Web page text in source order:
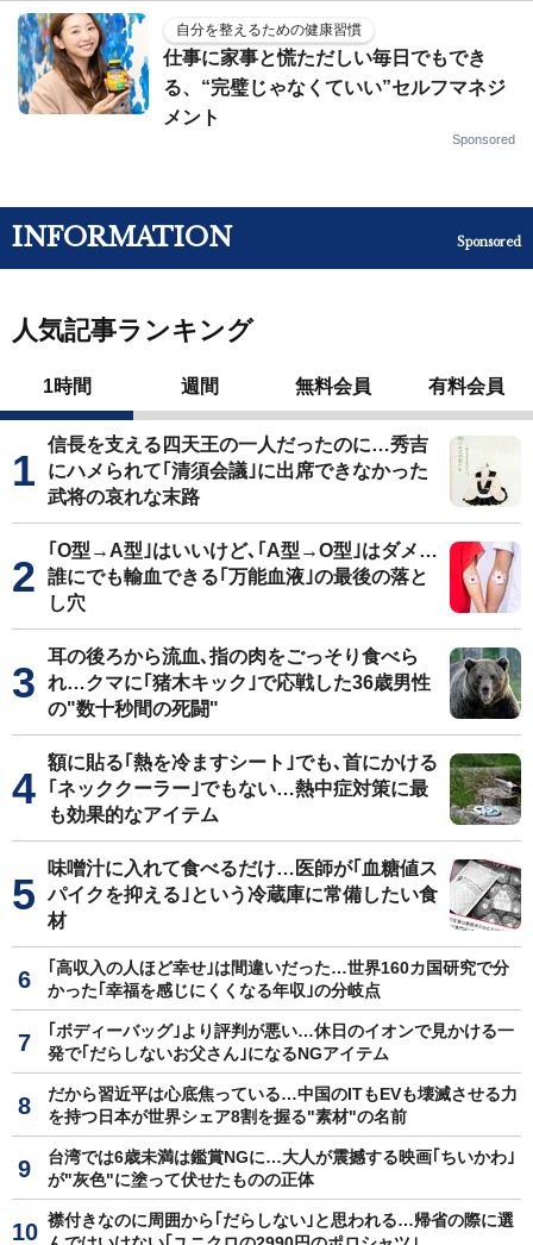
自分を整えるための健康習慣
仕事に家事と慌ただしい毎日でもでき
る、“完璧じゃなくていい”セルフマネジ
メント
Sponsored
INFORMATION Sponsored
人気記事ランキング
1時間 週間 無料会員 有料会員
信長を支える四天王の一人だったのに…秀吉
にハメられて｢清須会議｣に出席できなかった
武将の哀れな末路
｢O型→A型｣はいいけど､｢A型→O型｣はダメ…
誰にでも輸血できる｢万能血液｣の最後の落と
し穴
耳の後ろから流血､指の肉をごっそり食べら
れ…クマに｢猪木キック｣で応戦した36歳男性
の"数十秒間の死闘"
額に貼る｢熱を冷ますシート｣でも､首にかける
｢ネッククーラー｣でもない…熱中症対策に最
も効果的なアイテム
味噌汁に入れて食べるだけ…医師が｢血糖値ス
パイクを抑える｣という冷蔵庫に常備したい食
材
｢高収入の人ほど幸せ｣は間違いだった…世界160カ国研究で分
かった｢幸福を感じにくくなる年収｣の分岐点
｢ボディーバッグ｣より評判が悪い…休日のイオンで見かける一
発で｢だらしないお父さん｣になるNGアイテム
だから習近平は心底焦っている…中国のITもEVも壊滅させる力
を持つ日本が世界シェア8割を握る"素材"の名前
台湾では6歳未満は鑑賞NGに…大人が震撼する映画｢ちいかわ｣
が"灰色"に塗って伏せたものの正体
襟付きなのに周囲から｢だらしない｣と思われる…帰省の際に選